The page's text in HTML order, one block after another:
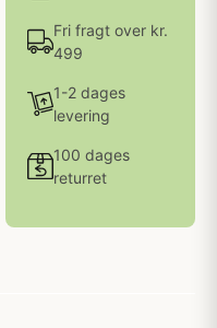
Fri fragt over kr.
499
1-2 dages
levering
100 dages
returret